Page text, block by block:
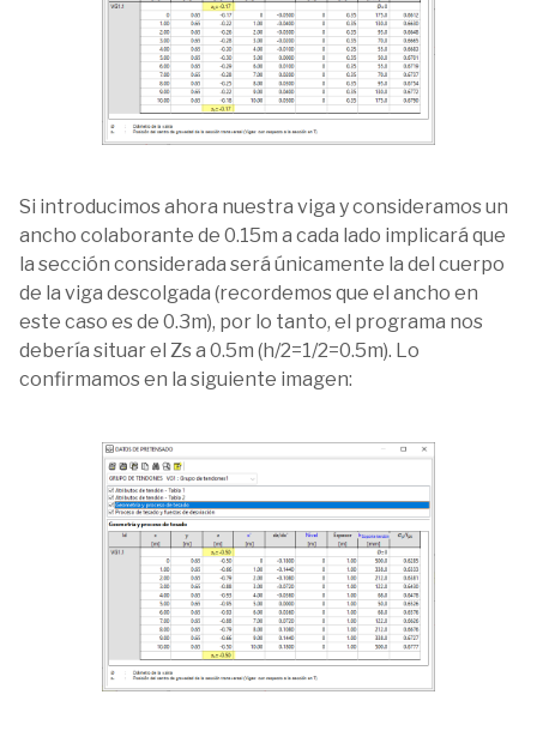
Si introducimos ahora nuestra viga y consideramos un
ancho colaborante de 0.15m a cada lado implicará que
la sección considerada será únicamente la del cuerpo
de la viga descolgada (recordemos que el ancho en
este caso es de 0.3m), por lo tanto, el programa nos
debería situar el Zs a 0.5m (h/2=1/2=0.5m). Lo
confirmamos en la siguiente imagen: